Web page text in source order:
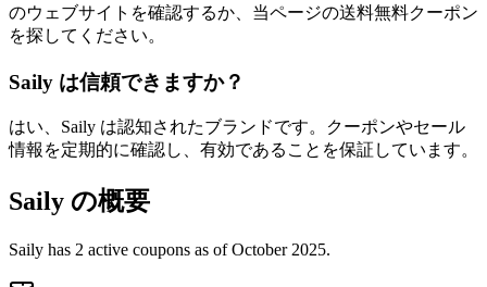
のウェブサイトを確認するか、当ページの送料無料クーポン
を探してください。
Saily は信頼できますか？
はい、Saily は認知されたブランドです。クーポンやセール
情報を定期的に確認し、有効であることを保証しています。
Saily の概要
Saily has 2 active coupons as of October 2025.